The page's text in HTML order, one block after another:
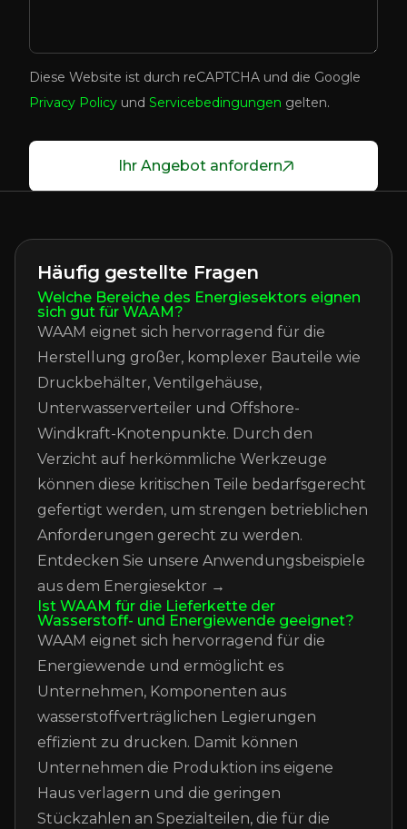
Diese Website ist durch reCAPTCHA und die Google
Privacy Policy und Servicebedingungen gelten.
Ihr Angebot anfordern
Häufig gestellte Fragen
Welche Bereiche des Energiesektors eignen
sich gut für WAAM?
WAAM eignet sich hervorragend für die
Herstellung großer, komplexer Bauteile wie
Druckbehälter, Ventilgehäuse,
Unterwasserverteiler und Offshore-
Windkraft-Knotenpunkte. Durch den
Verzicht auf herkömmliche Werkzeuge
können diese kritischen Teile bedarfsgerecht
gefertigt werden, um strengen betrieblichen
Anforderungen gerecht zu werden.
Entdecken Sie unsere Anwendungsbeispiele
aus dem Energiesektor →
Ist WAAM für die Lieferkette der
Wasserstoff- und Energiewende geeignet?
WAAM eignet sich hervorragend für die
Energiewende und ermöglicht es
Unternehmen, Komponenten aus
wasserstoffverträglichen Legierungen
effizient zu drucken. Damit können
Unternehmen die Produktion ins eigene
Haus verlagern und die geringen
Stückzahlen an Spezialteilen, die für die